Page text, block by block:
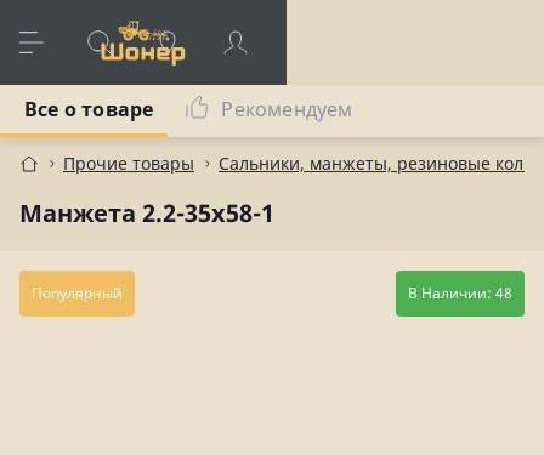
Прочие товары Сальники, манжеты, резиновые
Манжета 2.2-35х58-1
Все о товаре Рекомендуем
Популярный В Наличии: 48